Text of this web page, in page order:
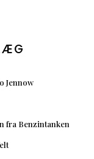
Jennow
fra Benzintanken